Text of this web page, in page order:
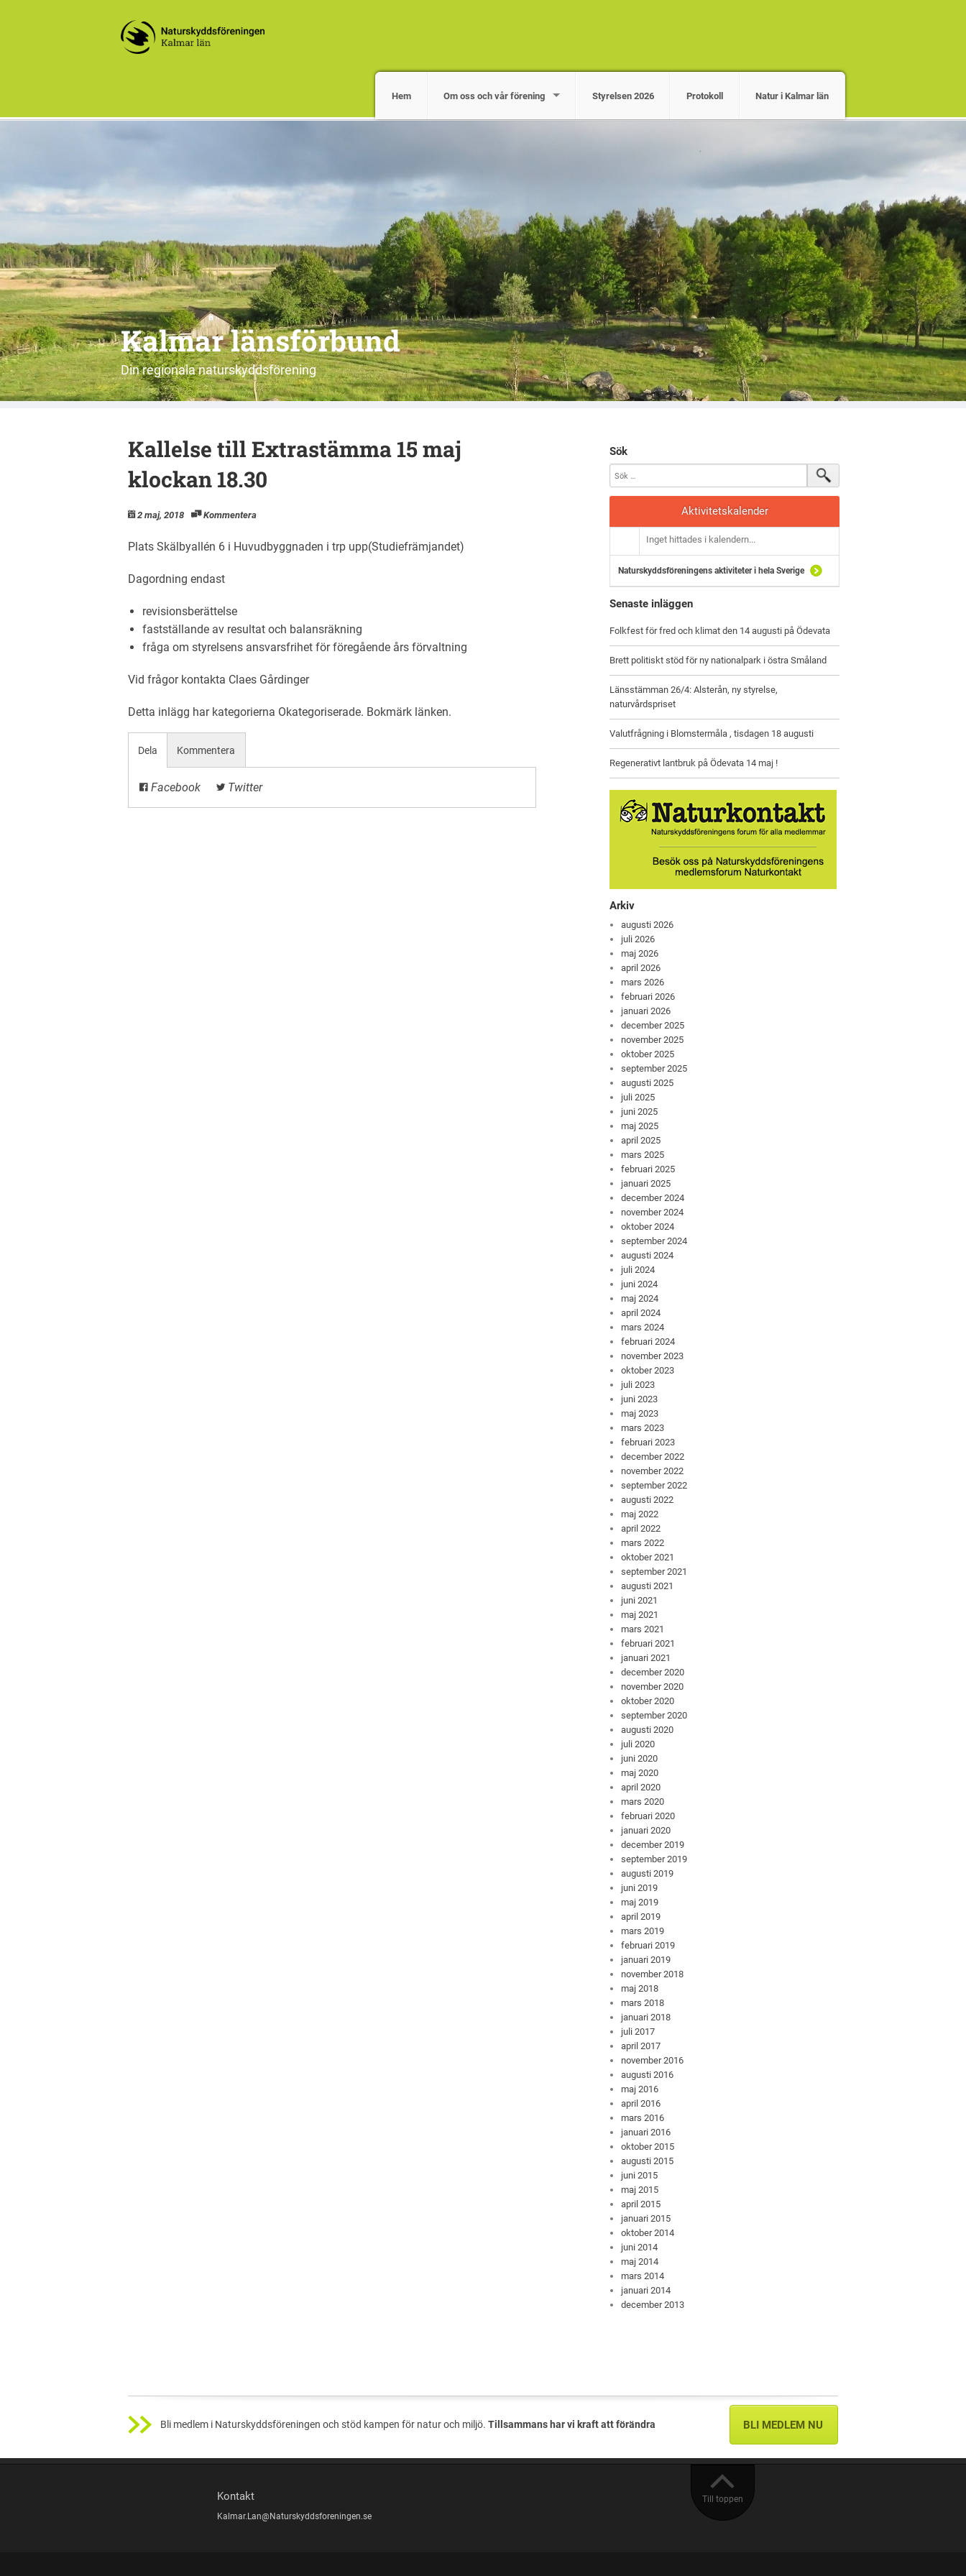
Hem Om oss och vår förening Styrelsen 2026 Protokoll Natur i Kalmar län
Kalmar länsförbund
Din regionala naturskyddsförening
Kallelse till Extrastämma 15 maj
klockan 18.30
2 maj, 2018 Kommentera
Plats Skälbyallén 6 i Huvudbyggnaden i trp upp(Studiefrämjandet)
Dagordning endast
revisionsberättelse
fastställande av resultat och balansräkning
fråga om styrelsens ansvarsfrihet för föregående års förvaltning
Vid frågor kontakta Claes Gårdinger
Detta inlägg har kategorierna Okategoriserade. Bokmärk länken.
Dela
Facebook Twitter
Kommentera
Sök
Aktivitetskalender
Inget hittades i kalendern...
Naturskyddsföreningens aktiviteter i hela Sverige
Senaste inläggen
Folkfest för fred och klimat den 14 augusti på Ödevata
Brett politiskt stöd för ny nationalpark i östra Småland
Länsstämman 26/4: Alsterån, ny styrelse,
naturvårdspriset
Valutfrågning i Blomstermåla , tisdagen 18 augusti
Regenerativt lantbruk på Ödevata 14 maj !
Arkiv
augusti 2026
juli 2026
maj 2026
april 2026
mars 2026
februari 2026
januari 2026
december 2025
november 2025
oktober 2025
september 2025
augusti 2025
juli 2025
juni 2025
maj 2025
april 2025
mars 2025
februari 2025
januari 2025
december 2024
november 2024
oktober 2024
september 2024
augusti 2024
juli 2024
juni 2024
maj 2024
april 2024
mars 2024
februari 2024
november 2023
oktober 2023
juli 2023
juni 2023
maj 2023
mars 2023
februari 2023
december 2022
november 2022
september 2022
augusti 2022
maj 2022
april 2022
mars 2022
oktober 2021
september 2021
augusti 2021
juni 2021
maj 2021
mars 2021
februari 2021
januari 2021
december 2020
november 2020
oktober 2020
september 2020
augusti 2020
juli 2020
juni 2020
maj 2020
april 2020
mars 2020
februari 2020
januari 2020
december 2019
september 2019
augusti 2019
juni 2019
maj 2019
april 2019
mars 2019
februari 2019
januari 2019
november 2018
maj 2018
mars 2018
januari 2018
juli 2017
april 2017
november 2016
augusti 2016
maj 2016
april 2016
mars 2016
januari 2016
oktober 2015
augusti 2015
juni 2015
maj 2015
april 2015
januari 2015
oktober 2014
juni 2014
maj 2014
mars 2014
januari 2014
december 2013
Bli medlem i Naturskyddsföreningen och stöd kampen för natur och miljö. Tillsammans har vi kraft att förändra BLI MEDLEM NU
Till toppen
Kontakt
Kalmar.Lan@Naturskyddsforeningen.se